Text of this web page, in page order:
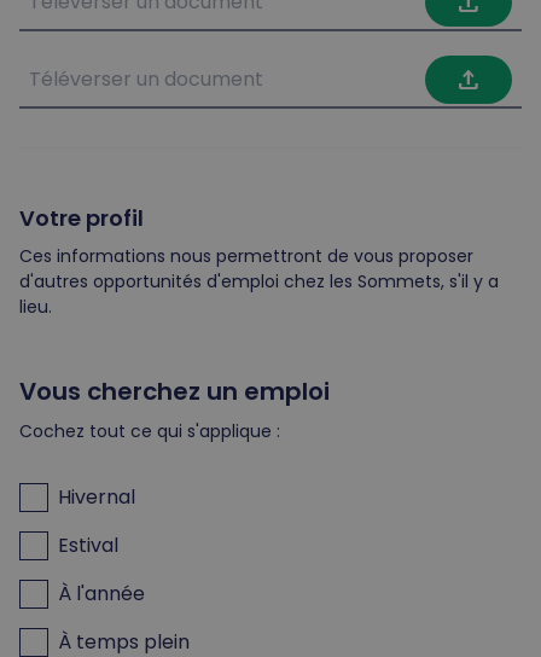
file_upload
Votre profil
Ces informations nous permettront de vous proposer
d'autres opportunités d'emploi chez les Sommets, s'il y a
lieu.
Vous cherchez un emploi
Cochez tout ce qui s'applique :
Hivernal
Estival
À l'année
À temps plein